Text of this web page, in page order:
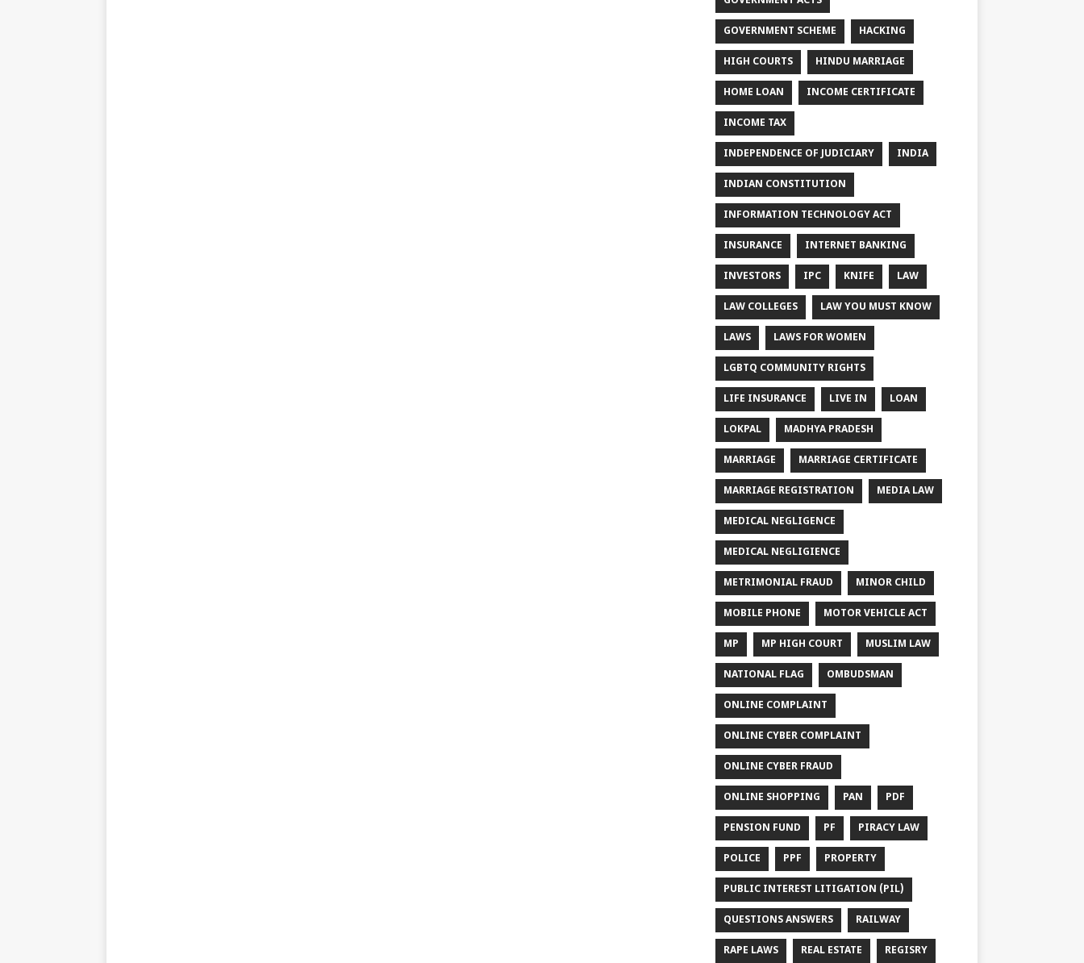
GOVERNMENT SCHEME HACKING
HIGH COURTS HINDU MARRIAGE
HOME LOAN INCOME CERTIFICATE
INCOME TAX
INDEPENDENCE OF JUDICIARY INDIA
INDIAN CONSTITUTION
INFORMATION TECHNOLOGY ACT
INSURANCE INTERNET BANKING
INVESTORS IPC KNIFE LAW
LAW COLLEGES LAW YOU MUST KNOW
LAWS LAWS FOR WOMEN
LGBTQ COMMUNITY RIGHTS
LIFE INSURANCE LIVE IN LOAN
LOKPAL MADHYA PRADESH
MARRIAGE MARRIAGE CERTIFICATE
MARRIAGE REGISTRATION MEDIA LAW
MEDICAL NEGLIGENCE
MEDICAL NEGLIGIENCE
METRIMONIAL FRAUD MINOR CHILD
MOBILE PHONE MOTOR VEHICLE ACT
MP MP HIGH COURT MUSLIM LAW
NATIONAL FLAG OMBUDSMAN
ONLINE COMPLAINT
ONLINE CYBER COMPLAINT
ONLINE CYBER FRAUD
ONLINE SHOPPING PAN PDF
PENSION FUND PF PIRACY LAW
POLICE PPF PROPERTY
PUBLIC INTEREST LITIGATION (PIL)
QUESTIONS ANSWERS RAILWAY
RAPE LAWS REAL ESTATE REGISRY